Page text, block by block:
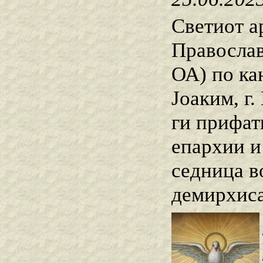
Светиот
ОА) по
Јоаким,
ги
епархии
седница